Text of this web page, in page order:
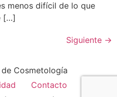
menos difícil de lo que
[…]
Siguiente →
Cosmetología
Contacto